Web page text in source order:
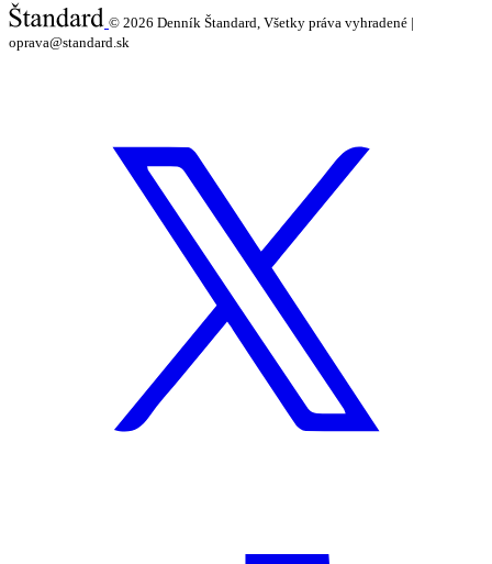
© 2026 Denník Štandard, Všetky práva vyhradené |
oprava@standard.sk